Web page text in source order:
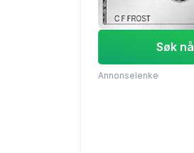
Søk nå
Annonselenke